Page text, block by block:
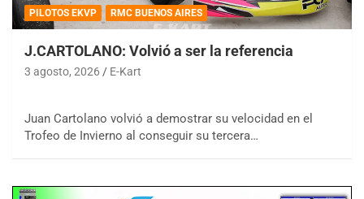
PILOTOS EKVP RMC BUENOS AIRES
J.CARTOLANO: Volvió a ser la referencia
3 agosto, 2026 E-Kart
Juan Cartolano volvió a demostrar su velocidad en el
Trofeo de Invierno al conseguir su tercera…